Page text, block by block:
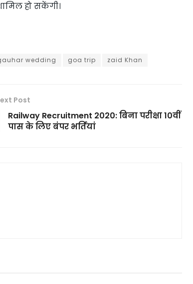
हो सकेंगी।
wedding goa trip zaid Khan
Post
Railway Recruitment 2020: बिना परीक्षा 10वीं
पास के लिए बंपर भर्तियां